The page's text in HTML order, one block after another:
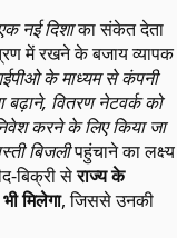
नई दिशाका संकेत देता
में रखने के बजाय व्यापक
के माध्यम से कंपनी
बढ़ाने, वितरण नेटवर्क को
करने के लिए किया जा
बिजलीपहुंचाने का लक्ष्य
बिक्री सेराज्य के
मिलेगा, जिससे उनकी